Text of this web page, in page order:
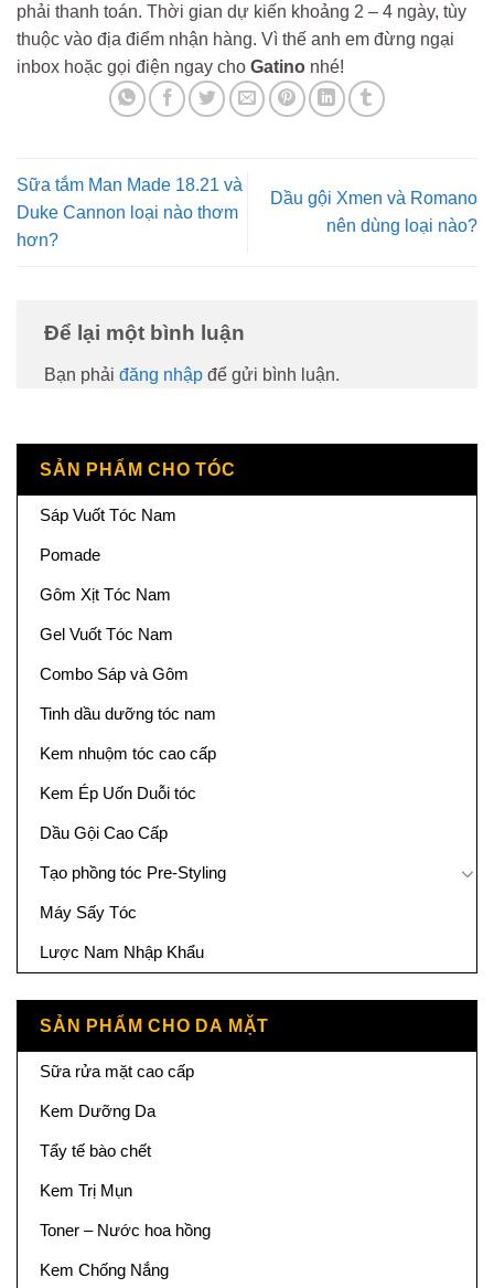
SẢN PHẨM CHO TÓC
Sáp Vuốt Tóc Nam
Pomade
Gôm Xịt Tóc Nam
Gel Vuốt Tóc Nam
Combo Sáp và Gôm
Tinh dầu dưỡng tóc nam
Kem nhuộm tóc cao cấp
Kem Ép Uốn Duỗi tóc
Dầu Gội Cao Cấp
Tạo phồng tóc Pre-Styling
Máy Sấy Tóc
Lược Nam Nhập Khẩu
SẢN PHẨM CHO DA MẶT
Sữa rửa mặt cao cấp
Kem Dưỡng Da
Tẩy tế bào chết
Kem Trị Mụn
Toner – Nước hoa hồng
Kem Chống Nắng
phải thanh toán. Thời gian dự kiến khoảng 2 – 4 ngày, tùy
thuộc vào địa điểm nhận hàng. Vì thế anh em đừng ngại
inbox hoặc gọi điện ngay cho Gatino nhé!
Sữa tắm Man Made 18.21 và
Duke Cannon loại nào thơm
hơn?
Dầu gội Xmen và Romano
nên dùng loại nào?
Để lại một bình luận
Bạn phải đăng nhập để gửi bình luận.